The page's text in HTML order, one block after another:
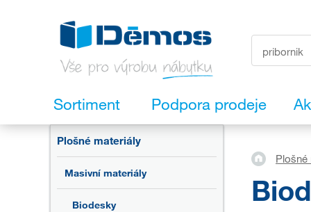
Sortiment Podpora prodeje
Plošné materiály
Masivní materiály
Biodesky
Plošné